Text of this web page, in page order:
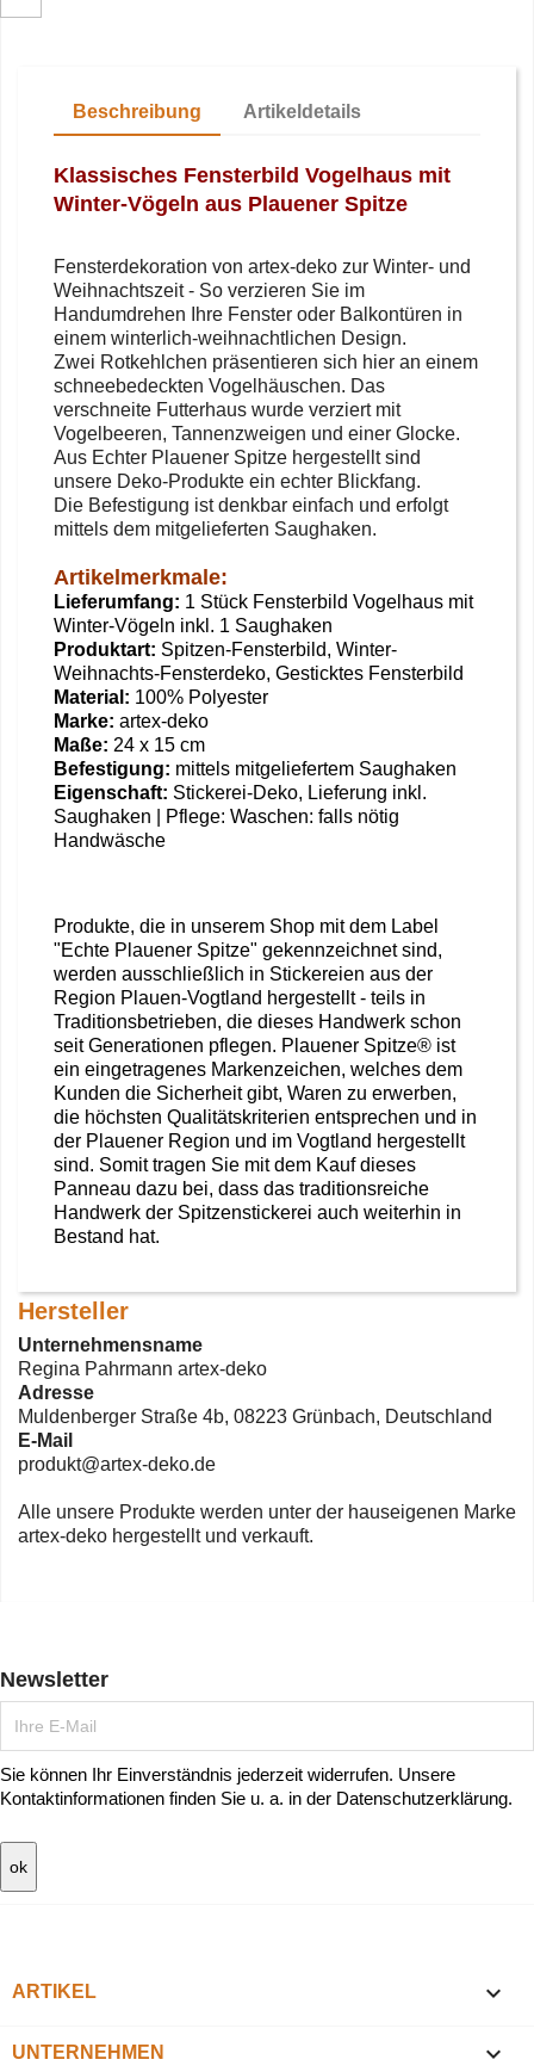
Beschreibung Artikeldetails
Klassisches Fensterbild Vogelhaus mit
Winter-Vögeln aus Plauener Spitze
Fensterdekoration von artex-deko zur Winter- und
Weihnachtszeit - So verzieren Sie im
Handumdrehen Ihre Fenster oder Balkontüren in
einem winterlich-weihnachtlichen Design.
Zwei Rotkehlchen präsentieren sich hier an einem
schneebedeckten Vogelhäuschen. Das
verschneite Futterhaus wurde verziert mit
Vogelbeeren, Tannenzweigen und einer Glocke.
Aus Echter Plauener Spitze hergestellt sind
unsere Deko-Produkte ein echter Blickfang.
Die Befestigung ist denkbar einfach und erfolgt
mittels dem mitgelieferten Saughaken.
Artikelmerkmale:
Lieferumfang: 1 Stück Fensterbild Vogelhaus mit
Winter-Vögeln inkl. 1 Saughaken
Produktart: Spitzen-Fensterbild, Winter-
Weihnachts-Fensterdeko, Gesticktes Fensterbild
Material: 100% Polyester
Marke: artex-deko
Maße: 24 x 15 cm
Befestigung: mittels mitgeliefertem Saughaken
Eigenschaft: Stickerei-Deko, Lieferung inkl.
Saughaken | Pflege: Waschen: falls nötig
Handwäsche
Produkte, die in unserem Shop mit dem Label
"Echte Plauener Spitze" gekennzeichnet sind,
werden ausschließlich in Stickereien aus der
Region Plauen-Vogtland hergestellt - teils in
Traditionsbetrieben, die dieses Handwerk schon
seit Generationen pflegen. Plauener Spitze® ist
ein eingetragenes Markenzeichen, welches dem
Kunden die Sicherheit gibt, Waren zu erwerben,
die höchsten Qualitätskriterien entsprechen und in
der Plauener Region und im Vogtland hergestellt
sind. Somit tragen Sie mit dem Kauf dieses
Panneau dazu bei, dass das traditionsreiche
Handwerk der Spitzenstickerei auch weiterhin in
Bestand hat.
Hersteller
Unternehmensname
Regina Pahrmann artex-deko
Adresse
Muldenberger Straße 4b, 08223 Grünbach, Deutschland
E-Mail
produkt@artex-deko.de
Alle unsere Produkte werden unter der hauseigenen Marke
artex-deko hergestellt und verkauft.
Newsletter
Sie können Ihr Einverständnis jederzeit widerrufen. Unsere
Kontaktinformationen finden Sie u. a. in der Datenschutzerklärung.
ARTIKEL 
UNTERNEHMEN 